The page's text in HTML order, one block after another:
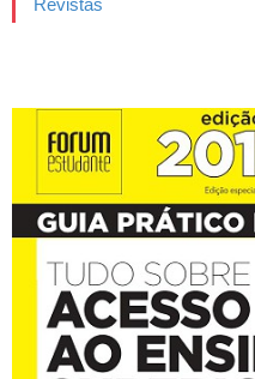
Revistas